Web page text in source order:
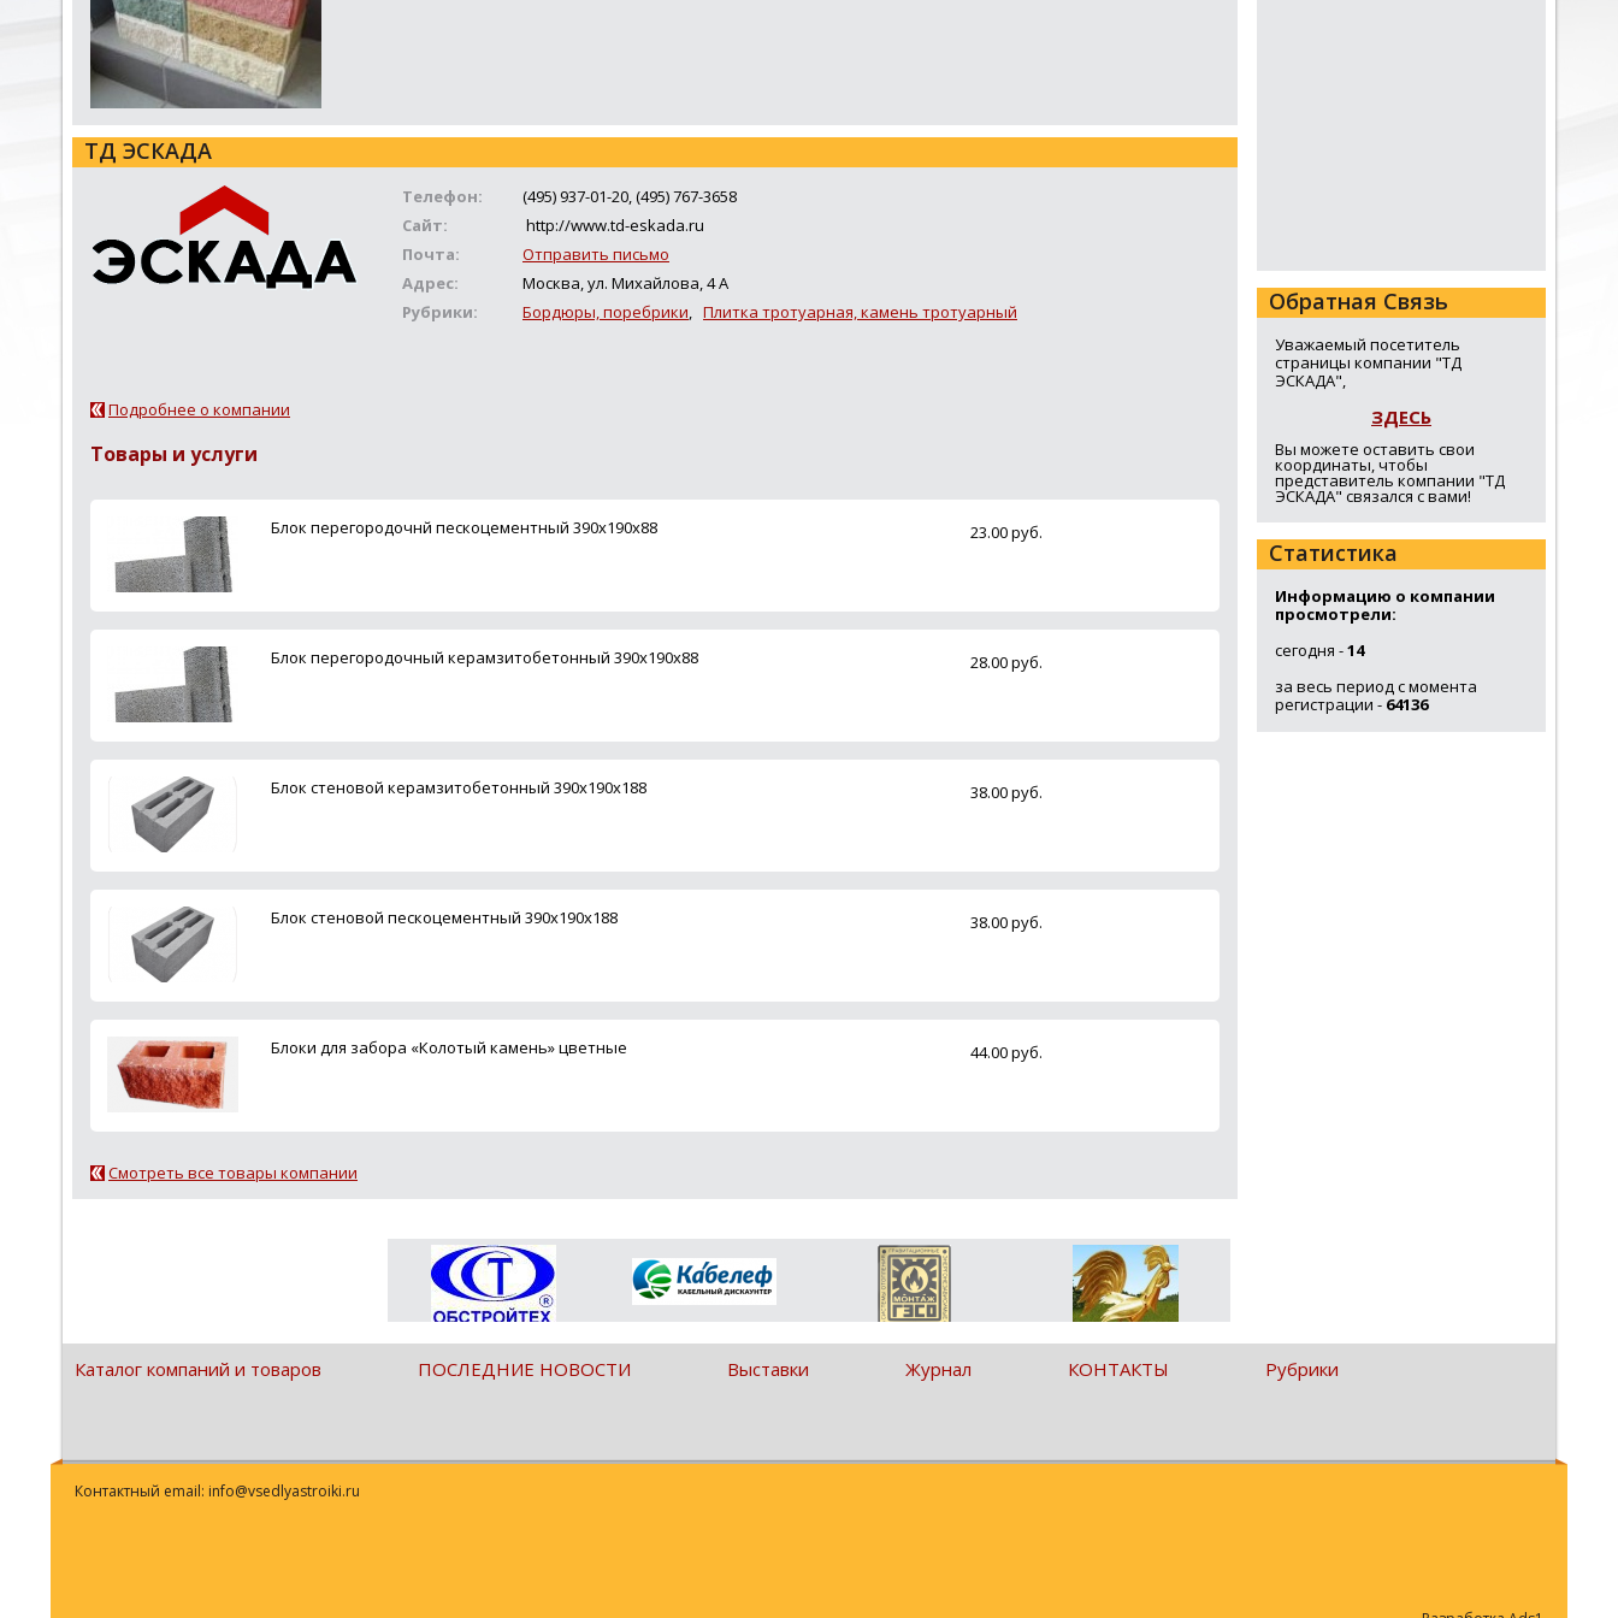
ТД ЭСКАДА
Телефон:
(495) 937-01-20, (495) 767-3658
Сайт:
http://www.td-eskada.ru
Почта:
Отправить письмо
Адрес:
Москва, ул. Михайлова, 4 А
Рубрики:
Бордюры, поребрики, Плитка тротуарная, камень тротуарный
Подробнее о компании
Товары и услуги
Блок перегородочнй пескоцементный 390х190х88 23.00 руб.
Блок перегородочный керамзитобетонный 390х190х88 28.00 руб.
Блок стеновой керамзитобетонный 390х190х188 38.00 руб.
Блок стеновой пескоцементный 390х190х188 38.00 руб.
Блоки для забора «Колотый камень» цветные 44.00 руб.
Смотреть все товары компании
Обратная Связь
Уважаемый посетитель
страницы компании "ТД
ЭСКАДА",
ЗДЕСЬ
Вы можете оставить свои
координаты, чтобы
представитель компании "ТД
ЭСКАДА" связался с вами!
Статистика
Информацию о компании
просмотрели:
сегодня -14
за весь период с момента
регистрации - 64136
Каталог компаний и товаров ПОСЛЕДНИЕ НОВОСТИ Выставки Журнал КОНТАКТЫ Рубрики
Контактный email: info@vsedlyastroiki.ru